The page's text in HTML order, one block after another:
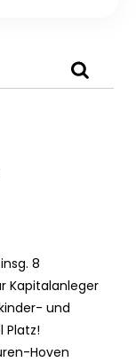
8
Kapitalanleger
und
Platz!
Hoven